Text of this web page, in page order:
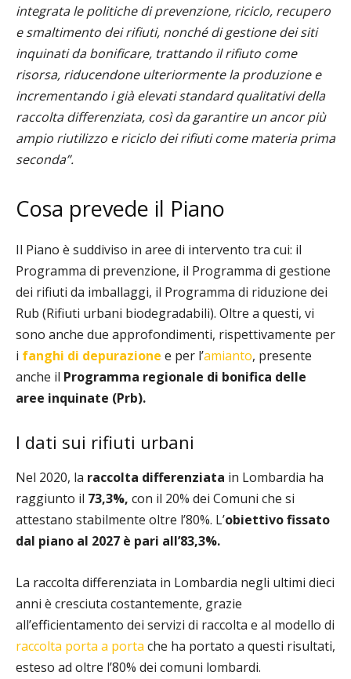
integrata le politiche di prevenzione, riciclo, recupero
e smaltimento dei rifiuti, nonché di gestione dei siti
inquinati da bonificare, trattando il rifiuto come
risorsa, riducendone ulteriormente la produzione e
incrementando i già elevati standard qualitativi della
raccolta differenziata, così da garantire un ancor più
ampio riutilizzo e riciclo dei rifiuti come materia prima
seconda”.
Cosa prevede il Piano
Il Piano è suddiviso in aree di intervento tra cui: il
Programma di prevenzione, il Programma di gestione
dei rifiuti da imballaggi, il Programma di riduzione dei
Rub (Rifiuti urbani biodegradabili). Oltre a questi, vi
sono anche due approfondimenti, rispettivamente per
i fanghi di depurazione e per l’amianto, presente
anche il Programma regionale di bonifica delle
aree inquinate (Prb).
I dati sui rifiuti urbani
Nel 2020, la raccolta differenziata in Lombardia ha
raggiunto il 73,3%, con il 20% dei Comuni che si
attestano stabilmente oltre l’80%. L’obiettivo fissato
dal piano al 2027 è pari all’83,3%.
La raccolta differenziata in Lombardia negli ultimi dieci
anni è cresciuta costantemente, grazie
all’efficientamento dei servizi di raccolta e al modello di
raccolta porta a porta che ha portato a questi risultati,
esteso ad oltre l’80% dei comuni lombardi.